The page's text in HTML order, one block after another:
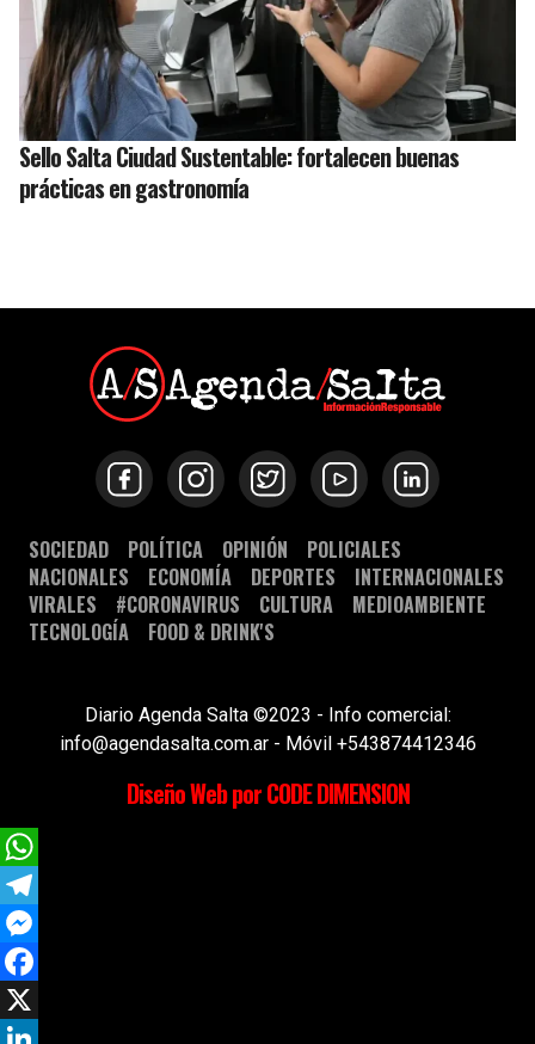
Sello Salta Ciudad Sustentable: fortalecen buenas
prácticas en gastronomía
SOCIEDAD POLÍTICA OPINIÓN
POLICIALES
NACIONALES
ECONOMÍA DEPORTES
INTERNACIONALES
VIRALES
#CORONAVIRUS CULTURA
MEDIOAMBIENTE
TECNOLOGÍA
FOOD & DRINK'S
Diario Agenda Salta ©2023 - Info comercial:
info@agendasalta.com.ar - Móvil +543874412346
Diseño Web por CODE DIMENSION
WhatsApp
Telegram
Messenger
Facebook
X